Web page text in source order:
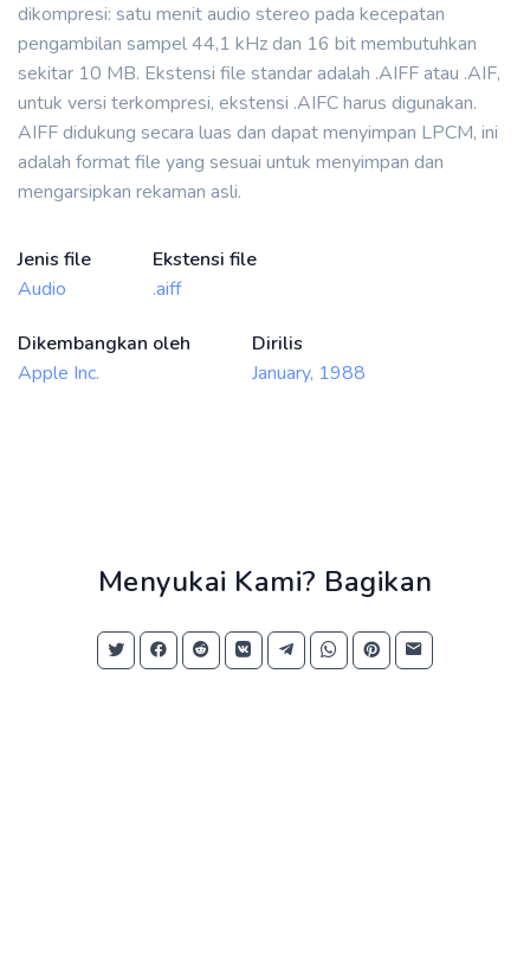
dikompresi: satu menit audio stereo pada kecepatan
pengambilan sampel 44,1 kHz dan 16 bit membutuhkan
sekitar 10 MB. Ekstensi file standar adalah .AIFF atau .AIF,
untuk versi terkompresi, ekstensi .AIFC harus digunakan.
AIFF didukung secara luas dan dapat menyimpan LPCM, ini
adalah format file yang sesuai untuk menyimpan dan
mengarsipkan rekaman asli.
Jenis file
Audio
Ekstensi file
.aiff
Dikembangkan oleh
Apple Inc.
Dirilis
January, 1988
Menyukai Kami? Bagikan